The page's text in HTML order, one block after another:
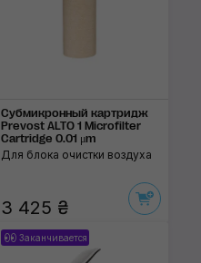
Субмикронный картридж
Prevost ALTO 1 Microfilter
Cartridge 0.01 μm
Для блока очистки воздуха
3 425 ₴
Заканчивается